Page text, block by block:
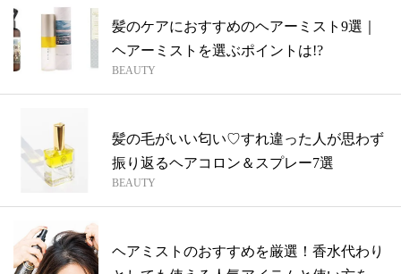
髪のケアにおすすめのヘアーミスト9選｜
ヘアーミストを選ぶポイントは!?
BEAUTY
髪の毛がいい匂い♡すれ違った人が思わず
振り返るヘアコロン＆スプレー7選
BEAUTY
ヘアミストのおすすめを厳選！香水代わり